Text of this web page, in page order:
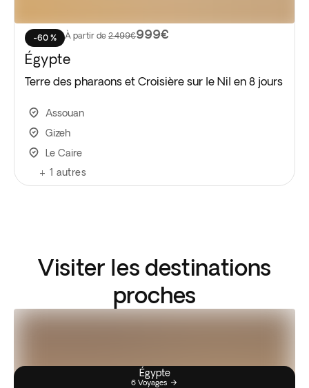
-60 % À partir de 2.499€999€
Égypte
Terre des pharaons et Croisière sur le Nil en 8 jours
Assouan
Gizeh
Le Caire
+ 1 autres
Visiter les destinations
proches
Égypte
6 Voyages